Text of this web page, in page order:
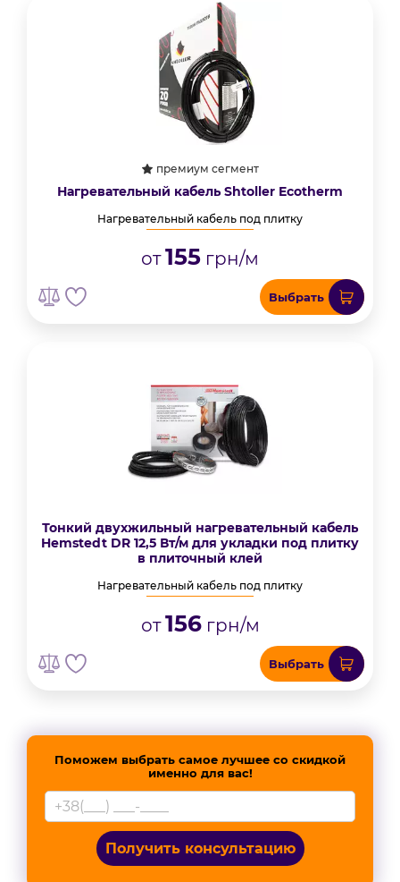
премиум сегмент
Нагревательный кабель Shtoller Ecotherm
Нагревательный кабель под плитку
от155 грн/м
Выбрать
Тонкий двухжильный нагревательный кабель
Hemstedt DR 12,5 Вт/м для укладки под плитку
в плиточный клей
Нагревательный кабель под плитку
от156грн/м
Выбрать
Поможем выбрать самое лучшее со скидкой
именно для вас!
Получить консультацию